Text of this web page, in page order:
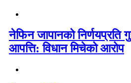
नेफिन जापानको
आपत्ति: विधान मिचेको आरोप